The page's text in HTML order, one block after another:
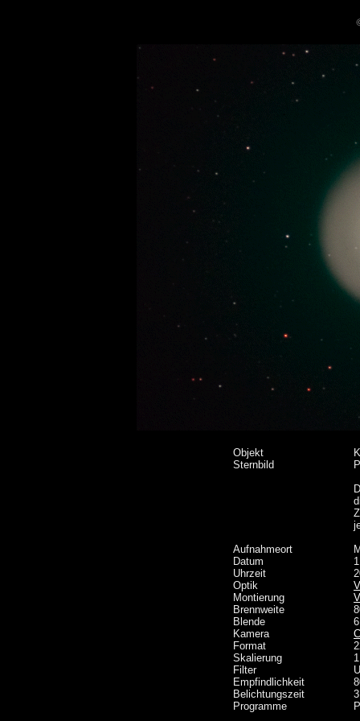
Objekt
Sternbild
Aufnahmeort
Datum
Uhrzeit
Optik
Montierung
Brennweite
Blende
Kamera
Format
Skalierung
Filter
Empfindlichkeit
Belichtungszeit
Programme